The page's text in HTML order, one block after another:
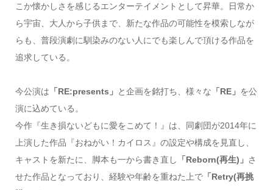
こか懐かしさを感じるエンターテイメントとして昇華。日常か
ら宇宙、大人から子供まで、新たな作品の可能性を模索しなが
らも、普段演劇に馴染みのない人にでも楽しんで頂ける作品を
追求している。
今公演は 「RE:presents」 と企画を銘打ち、様々な 「RE」 を公
演に込めている。
今作『生き損ないどもに愛をこめて！』は、同劇団が2014年に
上演した作品『おねがい！カイロス』の設定や構成を見直し、
キャストを新たに、脚本も一から書き直し
「Reborn(再生)」 さ
せた作品となっており、経験や年齢を重ねた上で「Retry(再挑